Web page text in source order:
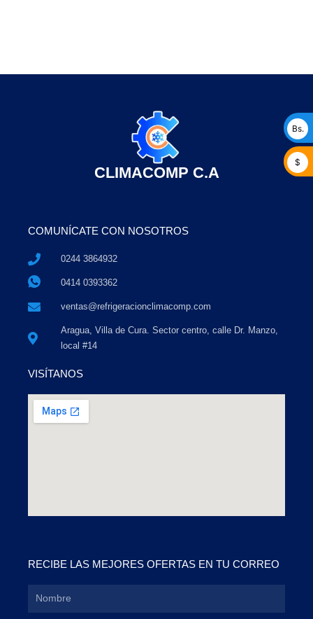
CLIMACOMP C.A
COMUNÍCATE CON NOSOTROS
0244 3864932
0414 0393362
ventas@refrigeracionclimacomp.com
Aragua, Villa de Cura. Sector centro, calle Dr. Manzo,
local #14
VISÍTANOS
RECIBE LAS MEJORES OFERTAS EN TU CORREO
Bs.
$